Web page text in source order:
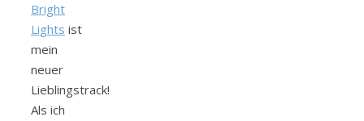
Bright
Lights ist
mein
neuer
Lieblingstrack!
Als ich